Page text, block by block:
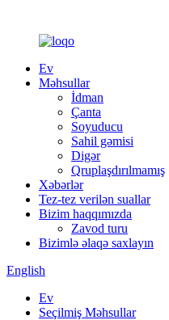
Ev
Məhsullar
İdman
Çanta
Soyuducu
Sahil gəmisi
Digər
Qruplaşdırılmamış
Xəbərlər
Tez-tez verilən suallar
Bizim haqqımızda
Zavod turu
Bizimlə əlaqə saxlayın
English
Ev
Seçilmiş Məhsullar